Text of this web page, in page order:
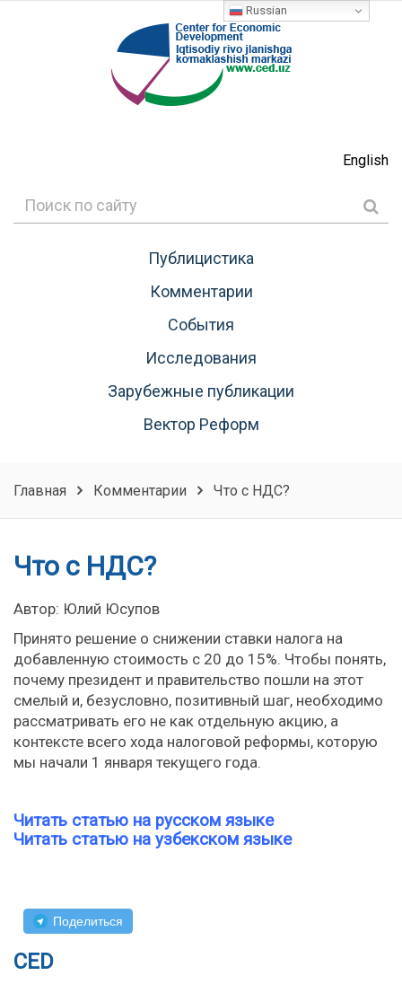
English
Публицистика
Комментарии
События
Исследования
Зарубежные публикации
Вектор Реформ
Главная Комментарии Что с НДС?
Что с НДС?
Автор: Юлий Юсупов
Принято решение о снижении ставки налога на
добавленную стоимость с 20 до 15%. Чтобы понять,
почему президент и правительство пошли на этот
смелый и, безусловно, позитивный шаг, необходимо
рассматривать его не как отдельную акцию, а
контексте всего хода налоговой реформы, которую
мы начали 1 января текущего года.
Читать статью на русском языке
Читать статью на узбекском языке
Поделиться
CED
Russian